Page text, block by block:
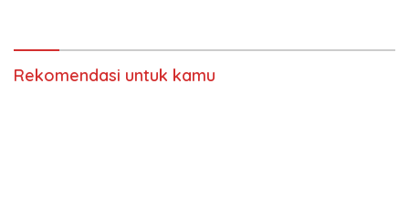
Rekomendasi untuk kamu